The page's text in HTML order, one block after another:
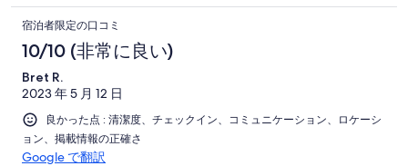
宿泊者限定の口コミ
10/10 (非常に良い)
Bret R.
2023 年 5 月 12 日
良かった点 : 清潔度、チェックイン、コミュニケーション、ロケーシ
ョン、掲載情報の正確さ
Google で翻訳